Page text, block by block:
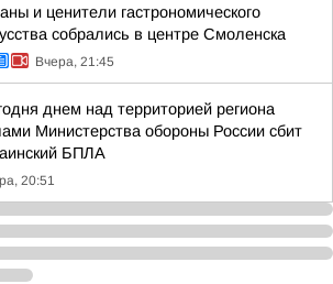
и ценители гастрономического
собрались в центре Смоленска
Вчера, 21:45
днем над территорией региона
Министерства обороны России сбит
БПЛА
20:51